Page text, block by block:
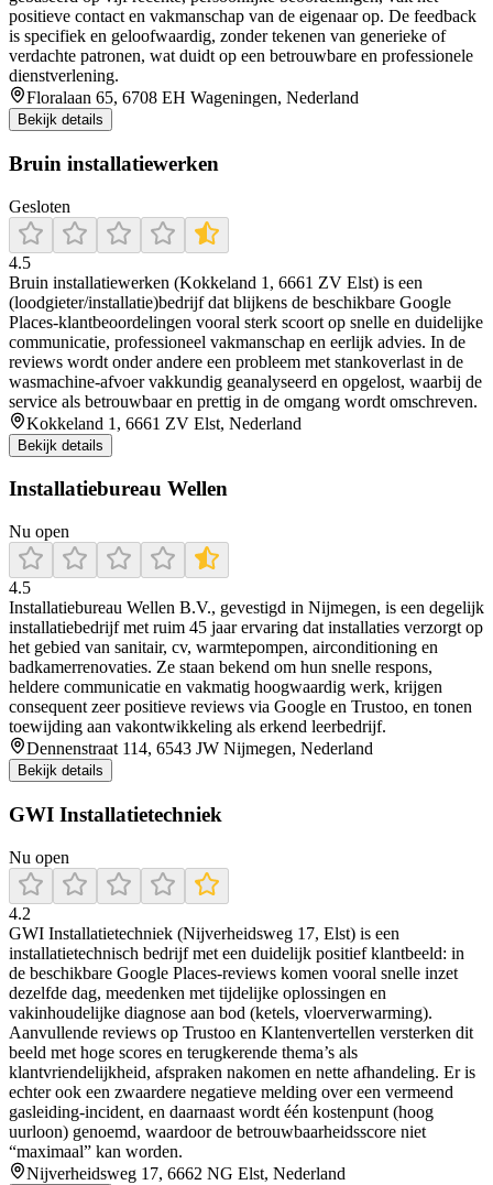
positieve contact en vakmanschap van de eigenaar op. De feedback
is specifiek en geloofwaardig, zonder tekenen van generieke of
verdachte patronen, wat duidt op een betrouwbare en professionele
dienstverlening.
Floralaan 65, 6708 EH Wageningen, Nederland
Bekijk details
Bruin installatiewerken
Gesloten
4.5
Bruin installatiewerken (Kokkeland 1, 6661 ZV Elst) is een
(loodgieter/installatie)bedrijf dat blijkens de beschikbare Google
Places-klantbeoordelingen vooral sterk scoort op snelle en duidelijke
communicatie, professioneel vakmanschap en eerlijk advies. In de
reviews wordt onder andere een probleem met stankoverlast in de
wasmachine-afvoer vakkundig geanalyseerd en opgelost, waarbij de
service als betrouwbaar en prettig in de omgang wordt omschreven.
Kokkeland 1, 6661 ZV Elst, Nederland
Bekijk details
Installatiebureau Wellen
Nu open
4.5
Installatiebureau Wellen B.V., gevestigd in Nijmegen, is een degelijk
installatiebedrijf met ruim 45 jaar ervaring dat installaties verzorgt op
het gebied van sanitair, cv, warmtepompen, airconditioning en
badkamerrenovaties. Ze staan bekend om hun snelle respons,
heldere communicatie en vakmatig hoogwaardig werk, krijgen
consequent zeer positieve reviews via Google en Trustoo, en tonen
toewijding aan vakontwikkeling als erkend leerbedrijf.
Dennenstraat 114, 6543 JW Nijmegen, Nederland
Bekijk details
GWI Installatietechniek
Nu open
4.2
GWI Installatietechniek (Nijverheidsweg 17, Elst) is een
installatietechnisch bedrijf met een duidelijk positief klantbeeld: in
de beschikbare Google Places-reviews komen vooral snelle inzet
dezelfde dag, meedenken met tijdelijke oplossingen en
vakinhoudelijke diagnose aan bod (ketels, vloerverwarming).
Aanvullende reviews op Trustoo en Klantenvertellen versterken dit
beeld met hoge scores en terugkerende thema’s als
klantvriendelijkheid, afspraken nakomen en nette afhandeling. Er is
echter ook een zwaardere negatieve melding over een vermeend
gasleiding-incident, en daarnaast wordt één kostenpunt (hoog
uurloon) genoemd, waardoor de betrouwbaarheidsscore niet
“maximaal” kan worden.
Nijverheidsweg 17, 6662 NG Elst, Nederland